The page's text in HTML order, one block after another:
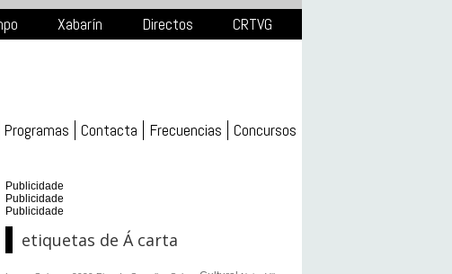
Xabarín Directos CRTVG
Programas Contacta Frecuencias Concursos
Publicidade
Publicidade
Publicidade
etiquetas de Á carta